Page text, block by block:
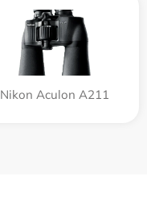
Nikon Aculon A211